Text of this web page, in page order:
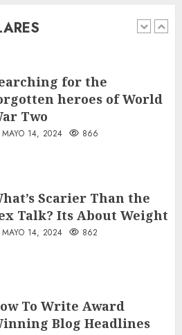
AGOSTO 8, 2026
for the
heroes of World
Two
MAYO 14, 2024 866
Scarier Than the
Talk? Its About Weight
MAYO 14, 2024 862
To Write Award
Blog Headlines